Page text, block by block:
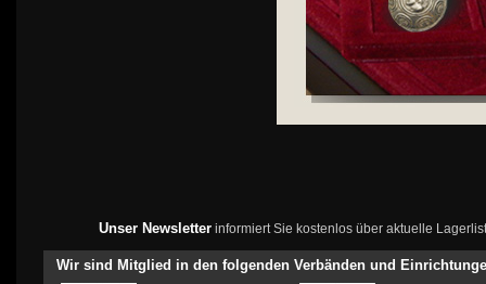
Unser Newsletterinformiert Sie kostenlos über aktuelle
Wir sind Mitglied in den folgenden Verbänden und